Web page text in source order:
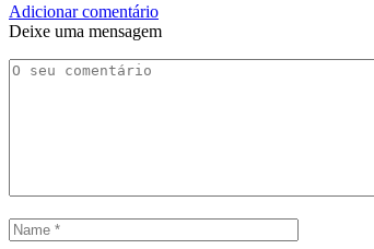
Adicionar comentário
Deixe uma mensagem